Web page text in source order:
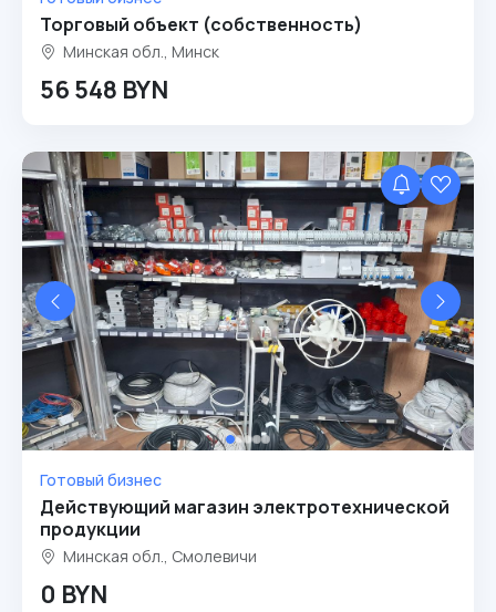
Торговый объект (собственность)
Минская обл., Минск
56 548 BYN
Готовый бизнес
Действующий магазин электротехнической
продукции
Минская обл., Смолевичи
0 BYN